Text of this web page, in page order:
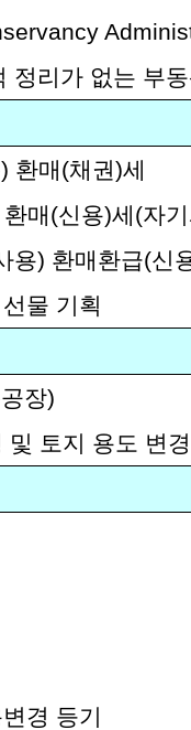
정리가 없는 부
환매(채권)세
매(신용)세(자
용) 환매환급(신
물 기획
장)
토지 용도 변경
경 등기